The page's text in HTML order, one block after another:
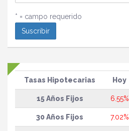
* = campo requerido
Tasas Hipotecarias Hoy
15 Años Fijos 6.55%
30 Años Fijos 7.02%